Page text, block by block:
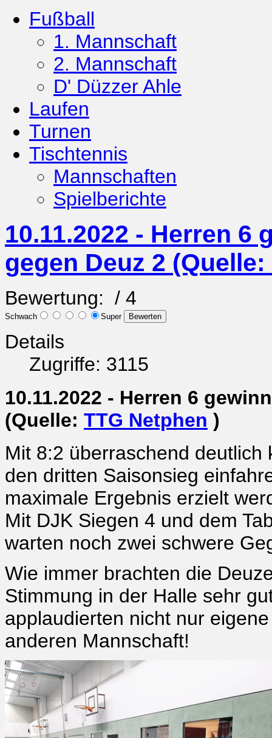
Fußball
1. Mannschaft
2. Mannschaft
D' Düzzer Ahle
Laufen
Turnen
Tischtennis
Mannschaften
Spielberichte
10.11.2022 - Herren 6
gegen Deuz 2
Bewertung: / 4
Schwach Super
Details
Zugriffe: 3115
10.11.2022 - Herren 6
(Quelle: TTG Netphen )
Mit 8:2 überraschend
den dritten Saisonsieg
maximale Ergebnis erzielt
Mit DJK Siegen 4 und dem
warten noch zwei schwere
Wie immer brachten die
Stimmung in der Halle sehr
applaudierten nicht nur
anderen Mannschaft!